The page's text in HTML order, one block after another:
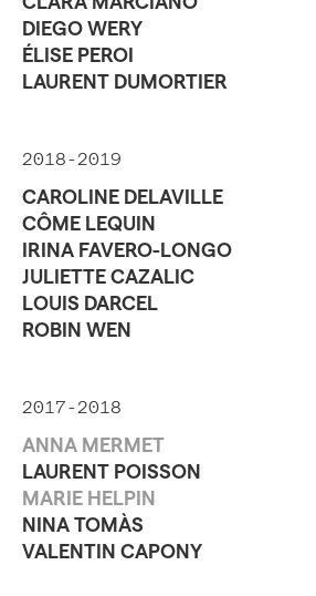
DIEGO WERY
ÉLISE PEROI
LAURENT DUMORTIER
2018-2019
CAROLINE DELAVILLE
CÔME LEQUIN
IRINA FAVERO-LONGO
JULIETTE CAZALIC
LOUIS DARCEL
ROBIN WEN
2017-2018
ANNA MERMET
LAURENT POISSON
MARIE HELPIN
NINA TOMÀS
VALENTIN CAPONY